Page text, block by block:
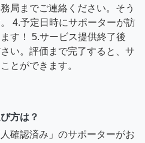
局までご連絡ください。そう
4.予定日時にサポーターが訪
す！ 5.サービス提供終了後
い。評価まで完了すると、サ
とができます。
方は？
確認済み」のサポーターがお